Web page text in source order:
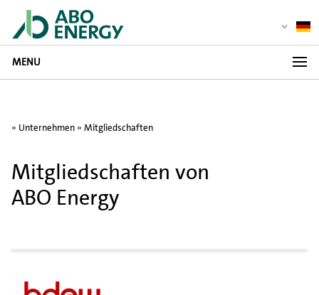
MENU
» Unternehmen » Mitgliedschaften
Mitgliedschaften von
ABO Energy